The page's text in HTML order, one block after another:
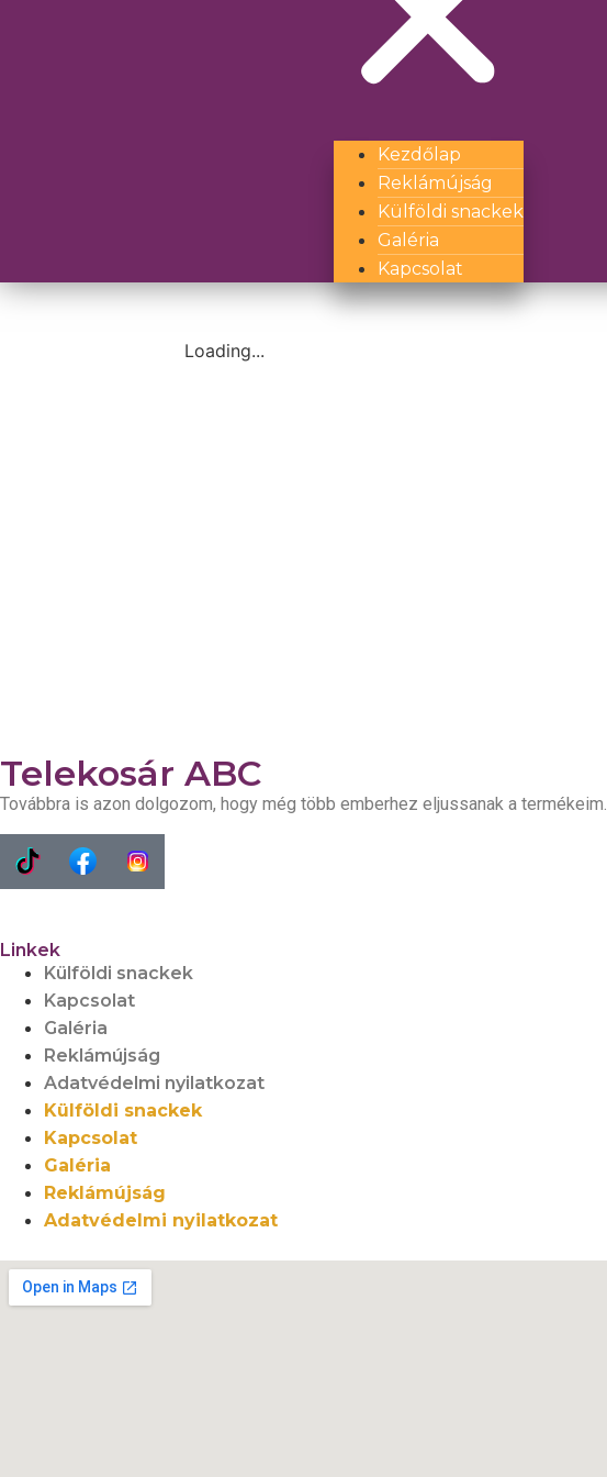
Kezdőlap
Reklámújság
Külföldi snackek
Galéria
Kapcsolat
Loading...
Telekosár ABC
Továbbra is azon dolgozom, hogy még több emberhez eljussanak a termékeim.
Linkek
Külföldi snackek
Kapcsolat
Galéria
Reklámújság
Adatvédelmi nyilatkozat
Külföldi snackek
Kapcsolat
Galéria
Reklámújság
Adatvédelmi nyilatkozat